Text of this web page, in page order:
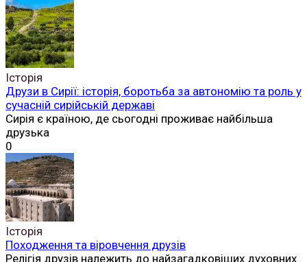
Історія
Друзи в Сирії: історія, боротьба за автономію та роль у
сучасній сирійській державі
Сирія є країною, де сьогодні проживає найбільша
друзька
0
Історія
Походження та віровчення друзів
Релігія друзів належить до найзагадковіших духовних